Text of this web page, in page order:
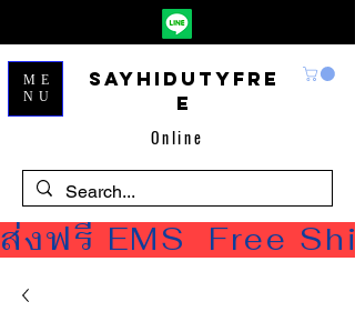
Sayhidutyfre
e
Online
ME
NU
ส่งฟรี EMS  Free